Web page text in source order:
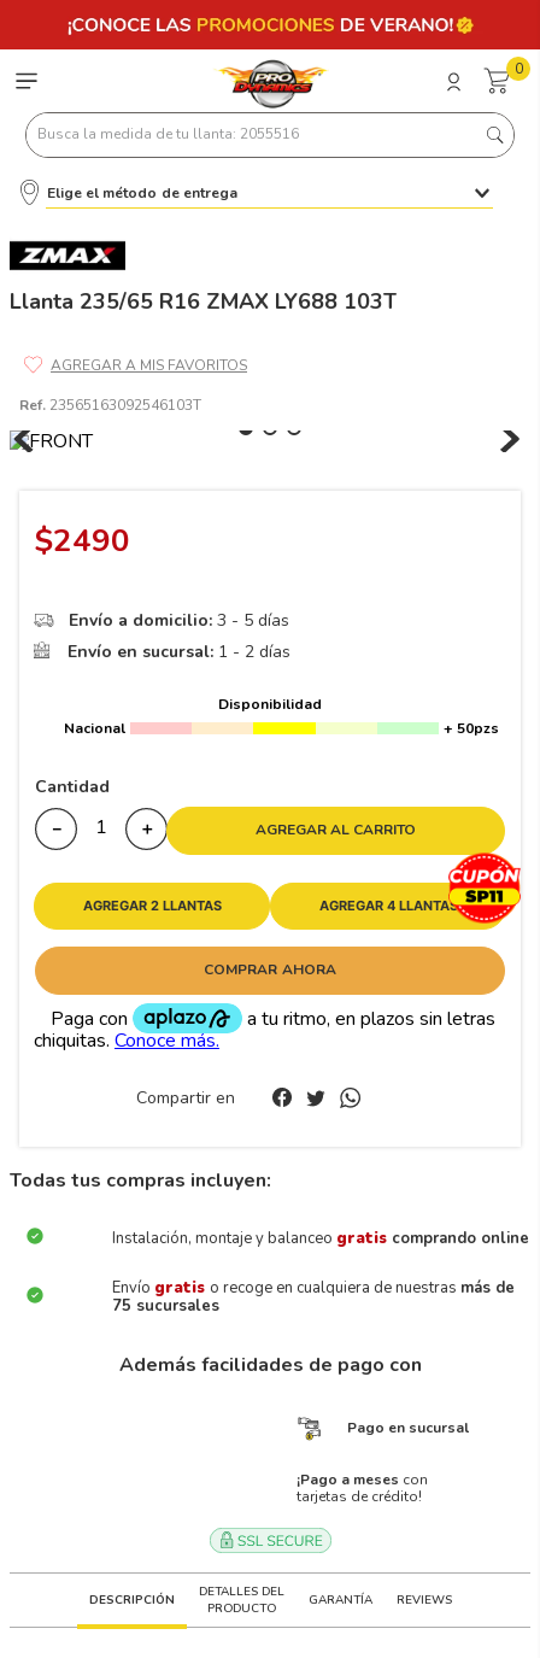
0
Busca la medida de tu llanta: 2055516
Elige el método de entrega
Llanta 235/65 R16 ZMAX LY688 103T
Ref. 23565163092546103T
$2490
Envío a domicilio: 3 - 5 días
Envío en sucursal: 1 - 2 días
Disponibilidad
Nacional
+ 50pzs
Cantidad
＋
－ AGREGAR AL CARRITO
AGREGAR 2 LLANTAS AGREGAR 4 LLANTAS
COMPRAR AHORA
Compartir en
Todas tus compras incluyen:
Instalación, montaje y balanceo gratis comprando online
Envío gratis o recoge en cualquiera de nuestras más de
75 sucursales
Además facilidades de pago con
Pago en sucursal
¡Pago a meses con
tarjetas de crédito!
DESCRIPCIÓN
DETALLES DEL
PRODUCTO
GARANTÍA REVIEWS
Términos más buscados
10.
175